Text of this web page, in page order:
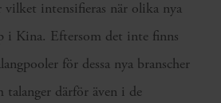
vilket intensifieras när olika nya
i Kina. Eftersom det inte finns
för dessa nya branscher
talanger därför även i de